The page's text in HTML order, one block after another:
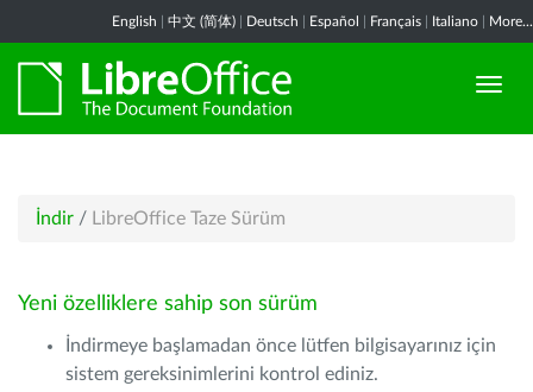
English 中文 (简体) Deutsch Español Français Italiano More...
İndir / LibreOffice Taze Sürüm
Yeni özelliklere sahip son sürüm
İndirmeye başlamadan önce lütfen bilgisayarınız için
sistem gereksinimlerini kontrol ediniz.